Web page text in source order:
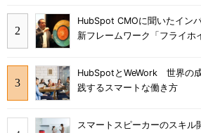
HubSpot CMOに聞いたイン
新フレームワーク「フライホ
HubSpotとWeWork 世界の
践するスマートな働き方
スマートスピーカーのスキル